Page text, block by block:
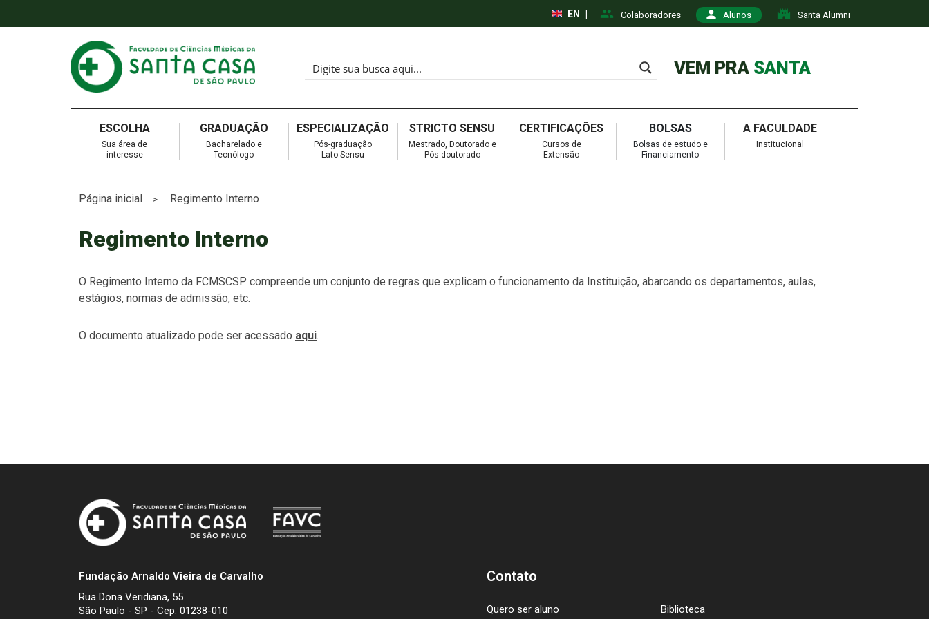
Colaboradores Alunos Santa Alumni
EN
VEM PRA SANTA
ESCOLHA
Sua área de
interesse
GRADUAÇÃO
Bacharelado e
Tecnólogo
ESPECIALIZAÇÃO
Pós-graduação
Lato Sensu
STRICTO SENSU
Mestrado, Doutorado e
Pós-doutorado
CERTIFICAÇÕES
Cursos de
Extensão
BOLSAS
Bolsas de estudo e
Financiamento
A FACULDADE
Institucional
Página inicial > Regimento Interno
Regimento Interno
O Regimento Interno da FCMSCSP compreende um conjunto de regras que explicam o funcionamento da Instituição, abarcando os departamentos, aulas,
estágios, normas de admissão, etc.
O documento atualizado pode ser acessado aqui.
Fundação Arnaldo Vieira de Carvalho
Rua Dona Veridiana, 55
São Paulo - SP - Cep: 01238-010
Contato
Quero ser aluno Biblioteca